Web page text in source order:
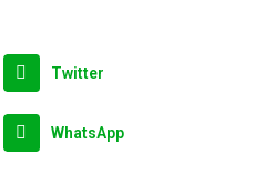
Twitter
WhatsApp